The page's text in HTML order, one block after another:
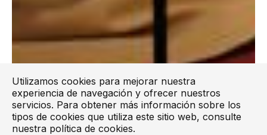
Utilizamos cookies para mejorar nuestra
experiencia de navegación y ofrecer nuestros
servicios. Para obtener más información sobre los
tipos de cookies que utiliza este sitio web, consulte
nuestra política de cookies.